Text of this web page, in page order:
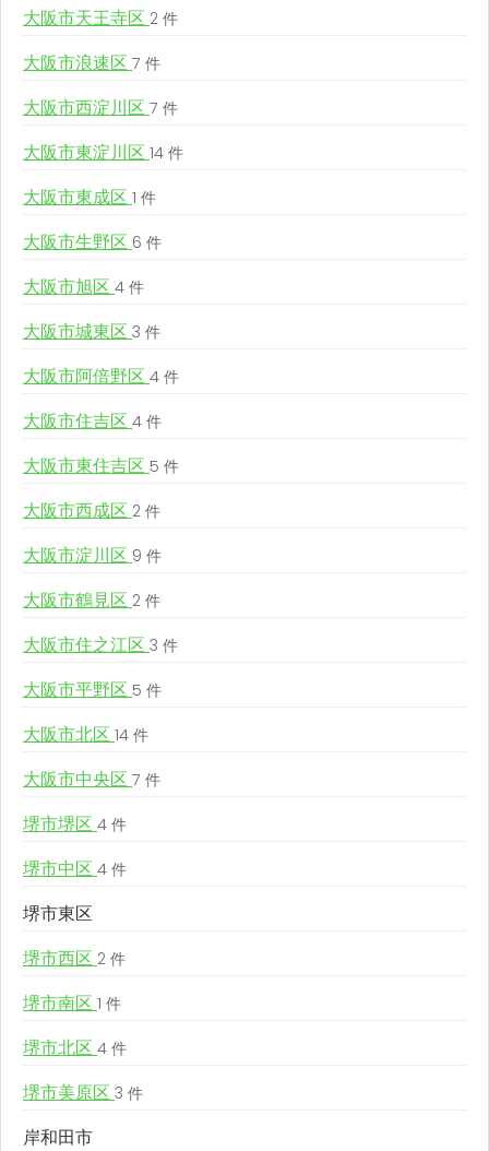
大阪市天王寺区 2 件
大阪市浪速区 7 件
大阪市西淀川区 7 件
大阪市東淀川区 14 件
大阪市東成区 1 件
大阪市生野区 6 件
大阪市旭区 4 件
大阪市城東区 3 件
大阪市阿倍野区 4 件
大阪市住吉区 4 件
大阪市東住吉区 5 件
大阪市西成区 2 件
大阪市淀川区 9 件
大阪市鶴見区 2 件
大阪市住之江区 3 件
大阪市平野区 5 件
大阪市北区 14 件
大阪市中央区 7 件
堺市堺区 4 件
堺市中区 4 件
堺市東区
堺市西区 2 件
堺市南区 1 件
堺市北区 4 件
堺市美原区 3 件
岸和田市